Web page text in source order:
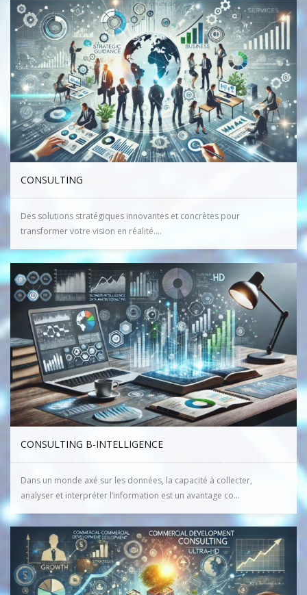
CONSULTING
Des solutions stratégiques innovantes et concrètes pour
transformer votre vision en réalité....
CONSULTING B-INTELLIGENCE
Dans un monde axé sur les données, la capacité à collecter,
analyser et interpréter l’information est un avantage co...